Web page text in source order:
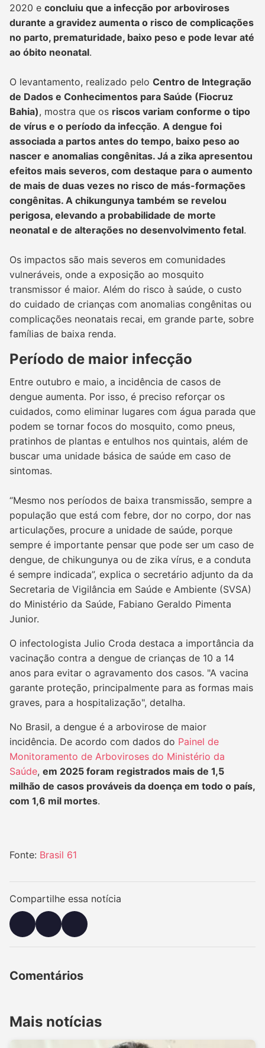
2020 e concluiu que a infecção por arboviroses
durante a gravidez aumenta o risco de complicações
no parto, prematuridade, baixo peso e pode levar até
ao óbito neonatal.
O levantamento, realizado pelo Centro de Integração
de Dados e Conhecimentos para Saúde (Fiocruz
Bahia), mostra que os riscos variam conforme o tipo
de vírus e o período da infecção. A dengue foi
associada a partos antes do tempo, baixo peso ao
nascer e anomalias congênitas. Já a zika apresentou
efeitos mais severos, com destaque para o aumento
de mais de duas vezes no risco de más-formações
congênitas. A chikungunya também se revelou
perigosa, elevando a probabilidade de morte
neonatal e de alterações no desenvolvimento fetal.
Os impactos são mais severos em comunidades
vulneráveis, onde a exposição ao mosquito
transmissor é maior. Além do risco à saúde, o custo
do cuidado de crianças com anomalias congênitas ou
complicações neonatais recai, em grande parte, sobre
famílias de baixa renda.
Período de maior infecção
Entre outubro e maio, a incidência de casos de
dengue aumenta. Por isso, é preciso reforçar os
cuidados, como eliminar lugares com água parada que
podem se tornar focos do mosquito, como pneus,
pratinhos de plantas e entulhos nos quintais, além de
buscar uma unidade básica de saúde em caso de
sintomas.
“Mesmo nos períodos de baixa transmissão, sempre a
população que está com febre, dor no corpo, dor nas
articulações, procure a unidade de saúde, porque
sempre é importante pensar que pode ser um caso de
dengue, de chikungunya ou de zika vírus, e a conduta
é sempre indicada”, explica o secretário adjunto da da
Secretaria de Vigilância em Saúde e Ambiente (SVSA)
do Ministério da Saúde, Fabiano Geraldo Pimenta
Junior.
O infectologista Julio Croda destaca a importância da
vacinação contra a dengue de crianças de 10 a 14
anos para evitar o agravamento dos casos. "A vacina
garante proteção, principalmente para as formas mais
graves, para a hospitalização", detalha.
No Brasil, a dengue é a arbovirose de maior
incidência. De acordo com dados do Painel de
Monitoramento de Arboviroses do Ministério da
Saúde, em 2025 foram registrados mais de 1,5
milhão de casos prováveis da doença em todo o país,
com 1,6 mil mortes.
Fonte: Brasil 61
Compartilhe essa notícia
Comentários
Mais notícias